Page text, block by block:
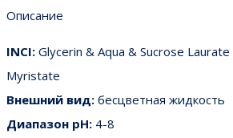
Описание
INCI: Glycerin & Aqua & Sucrose
Myristate
Внешний вид: бесцветная жидкость
Диапазон рН: 4-8